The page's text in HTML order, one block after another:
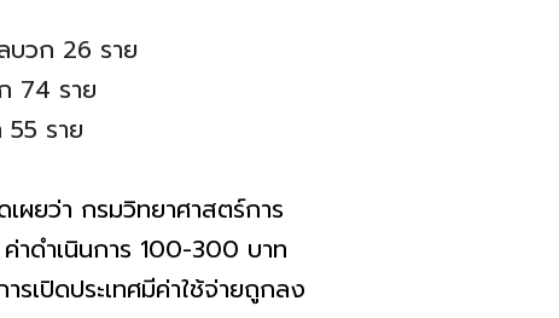
บวก 26 ราย
74 ราย
ราย
เผยว่า กรมวิทยาศาสตร์การ
าดำเนินการ 100-300 บาท
เปิดประเทศมีค่าใช้จ่ายถูกลง